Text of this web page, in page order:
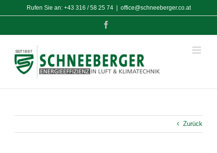
Rufen Sie an: +43 316 / 58 25 74 office@schneeberger.co.at
Zurück